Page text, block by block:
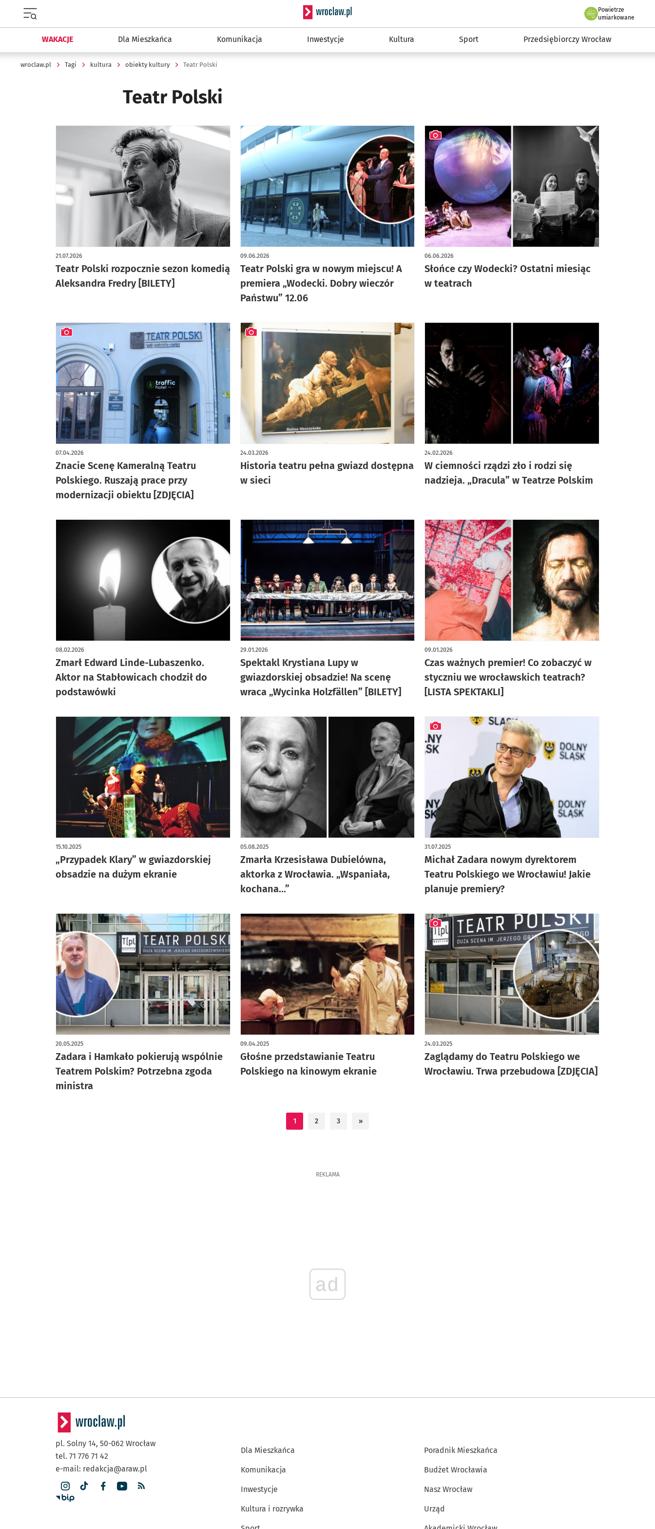
Serwis informacyjny wroclaw.pl
Powietrze
we Wrocławiu
umiarkowane
WAKACJE Dla Mieszkańca Komunikacja Inwestycje Kultura Sport Przedsiębiorczy Wrocław
wroclaw.pl Tagi kultura obiekty kultury Teatr Polski
Teatr Polski
Teatr Polski rozpocznie sezon komedią
Aleksandra Fredry [BILETY]
21.07.2026
Teatr Polski gra w nowym miejscu! A
premiera „Wodecki. Dobry wieczór
Państwu” 12.06
09.06.2026
Słońce czy Wodecki? Ostatni miesiąc
w teatrach
06.06.2026
artykuł z galerią zdjęć
Znacie Scenę Kameralną Teatru
Polskiego. Ruszają prace przy
modernizacji obiektu [ZDJĘCIA]
07.04.2026
artykuł z galerią zdjęć
Historia teatru pełna gwiazd dostępna
w sieci
24.03.2026
artykuł z galerią zdjęć
W ciemności rządzi zło i rodzi się
nadzieja. „Dracula” w Teatrze Polskim
24.02.2026
Zmarł Edward Linde-Lubaszenko.
Aktor na Stabłowicach chodził do
podstawówki
08.02.2026
Spektakl Krystiana Lupy w
gwiazdorskiej obsadzie! Na scenę
wraca „Wycinka Holzfällen” [BILETY]
29.01.2026
Czas ważnych premier! Co zobaczyć w
styczniu we wrocławskich teatrach?
[LISTA SPEKTAKLI]
09.01.2026
„Przypadek Klary” w gwiazdorskiej
obsadzie na dużym ekranie
15.10.2025
Zmarła Krzesisława Dubielówna,
aktorka z Wrocławia. „Wspaniała,
kochana...”
05.08.2025
Michał Zadara nowym dyrektorem
Teatru Polskiego we Wrocławiu! Jakie
planuje premiery?
31.07.2025
artykuł z galerią zdjęć
Zadara i Hamkało pokierują wspólnie
Teatrem Polskim? Potrzebna zgoda
ministra
20.05.2025
Głośne przedstawianie Teatru
Polskiego na kinowym ekranie
09.04.2025
Zaglądamy do Teatru Polskiego we
Wrocławiu. Trwa przebudowa [ZDJĘCIA]
24.03.2025
artykuł z galerią zdjęć
1 2 3 »
REKLAMA
ad
pl. Solny 14, 50-062 Wrocław
tel. 71 776 71 42
e-mail: redakcja@araw.pl
Dla Mieszkańca
Komunikacja
Inwestycje
Kultura i rozrywka
Poradnik Mieszkańca
Budżet Wrocławia
Nasz Wrocław
Urząd